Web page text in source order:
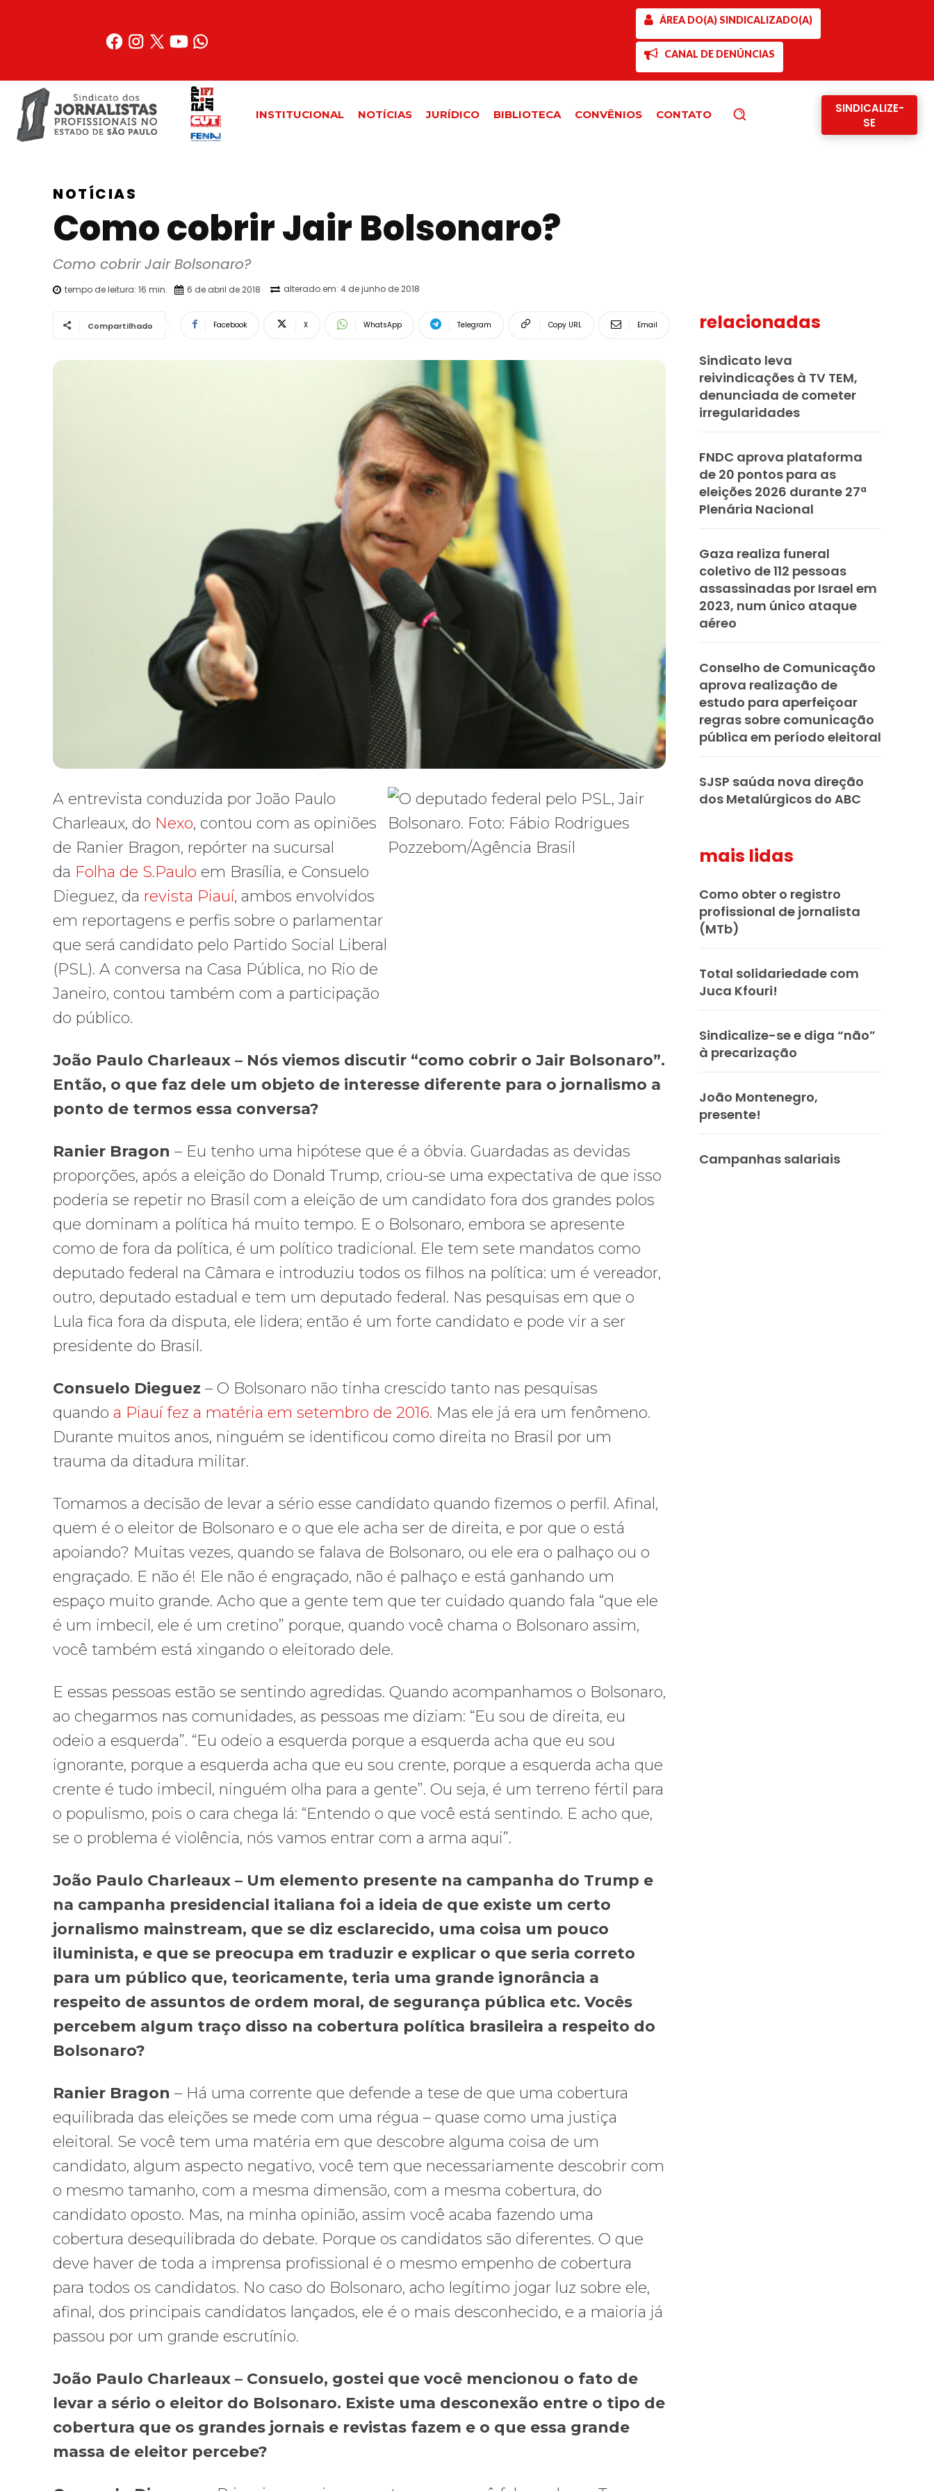
ÁREA DO(A) SINDICALIZADO(A)
CANAL DE DENÚNCIAS
INSTITUCIONAL NOTÍCIAS JURÍDICO BIBLIOTECA CONVÊNIOS CONTATO
SINDICALIZE-
SE
NOTÍCIAS
Como cobrir Jair Bolsonaro?
Como cobrir Jair Bolsonaro?
tempo de leitura: 16 min. 6 de abril de 2018 alterado em: 4 de junho de 2018
Compartilhado Facebook X WhatsApp Telegram Copy URL Email
A entrevista conduzida por João Paulo
Charleaux, do Nexo, contou com as opiniões
de Ranier Bragon, repórter na sucursal
da Folha de S.Paulo em Brasília, e Consuelo
Dieguez, da revista Piauí, ambos envolvidos
em reportagens e perfis sobre o parlamentar
que será candidato pelo Partido Social Liberal
(PSL). A conversa na Casa Pública, no Rio de
Janeiro, contou também com a participação
do público.
João Paulo Charleaux – Nós viemos discutir “como cobrir o Jair Bolsonaro”.
Então, o que faz dele um objeto de interesse diferente para o jornalismo a
ponto de termos essa conversa?
Ranier Bragon – Eu tenho uma hipótese que é a óbvia. Guardadas as devidas
proporções, após a eleição do Donald Trump, criou-se uma expectativa de que isso
poderia se repetir no Brasil com a eleição de um candidato fora dos grandes polos
que dominam a política há muito tempo. E o Bolsonaro, embora se apresente
como de fora da política, é um político tradicional. Ele tem sete mandatos como
deputado federal na Câmara e introduziu todos os filhos na política: um é vereador,
outro, deputado estadual e tem um deputado federal. Nas pesquisas em que o
Lula fica fora da disputa, ele lidera; então é um forte candidato e pode vir a ser
presidente do Brasil.
Consuelo Dieguez – O Bolsonaro não tinha crescido tanto nas pesquisas
quando a Piauí fez a matéria em setembro de 2016. Mas ele já era um fenômeno.
Durante muitos anos, ninguém se identificou como direita no Brasil por um
trauma da ditadura militar.
Tomamos a decisão de levar a sério esse candidato quando fizemos o perfil. Afinal,
quem é o eleitor de Bolsonaro e o que ele acha ser de direita, e por que o está
apoiando? Muitas vezes, quando se falava de Bolsonaro, ou ele era o palhaço ou o
engraçado. E não é! Ele não é engraçado, não é palhaço e está ganhando um
espaço muito grande. Acho que a gente tem que ter cuidado quando fala “que ele
é um imbecil, ele é um cretino” porque, quando você chama o Bolsonaro assim,
você também está xingando o eleitorado dele.
E essas pessoas estão se sentindo agredidas. Quando acompanhamos o Bolsonaro,
ao chegarmos nas comunidades, as pessoas me diziam: “Eu sou de direita, eu
odeio a esquerda”. “Eu odeio a esquerda porque a esquerda acha que eu sou
ignorante, porque a esquerda acha que eu sou crente, porque a esquerda acha que
crente é tudo imbecil, ninguém olha para a gente”. Ou seja, é um terreno fértil para
o populismo, pois o cara chega lá: “Entendo o que você está sentindo. E acho que,
se o problema é violência, nós vamos entrar com a arma aqui”.
João Paulo Charleaux – Um elemento presente na campanha do Trump e
na campanha presidencial italiana foi a ideia de que existe um certo
jornalismo mainstream, que se diz esclarecido, uma coisa um pouco
iluminista, e que se preocupa em traduzir e explicar o que seria correto
para um público que, teoricamente, teria uma grande ignorância a
respeito de assuntos de ordem moral, de segurança pública etc. Vocês
percebem algum traço disso na cobertura política brasileira a respeito do
Bolsonaro?
Ranier Bragon – Há uma corrente que defende a tese de que uma cobertura
equilibrada das eleições se mede com uma régua – quase como uma justiça
eleitoral. Se você tem uma matéria em que descobre alguma coisa de um
candidato, algum aspecto negativo, você tem que necessariamente descobrir com
o mesmo tamanho, com a mesma dimensão, com a mesma cobertura, do
candidato oposto. Mas, na minha opinião, assim você acaba fazendo uma
cobertura desequilibrada do debate. Porque os candidatos são diferentes. O que
deve haver de toda a imprensa profissional é o mesmo empenho de cobertura
para todos os candidatos. No caso do Bolsonaro, acho legítimo jogar luz sobre ele,
afinal, dos principais candidatos lançados, ele é o mais desconhecido, e a maioria já
passou por um grande escrutínio.
João Paulo Charleaux – Consuelo, gostei que você mencionou o fato de
levar a sério o eleitor do Bolsonaro. Existe uma desconexão entre o tipo de
cobertura que os grandes jornais e revistas fazem e o que essa grande
massa de eleitor percebe?
relacionadas
Sindicato leva
reivindicações à TV TEM,
denunciada de cometer
irregularidades
FNDC aprova plataforma
de 20 pontos para as
eleições 2026 durante 27ª
Plenária Nacional
Gaza realiza funeral
coletivo de 112 pessoas
assassinadas por Israel em
2023, num único ataque
aéreo
Conselho de Comunicação
aprova realização de
estudo para aperfeiçoar
regras sobre comunicação
pública em período eleitoral
SJSP saúda nova direção
dos Metalúrgicos do ABC
mais lidas
Como obter o registro
profissional de jornalista
(MTb)
Total solidariedade com
Juca Kfouri!
Sindicalize-se e diga “não”
à precarização
João Montenegro,
presente!
Campanhas salariais